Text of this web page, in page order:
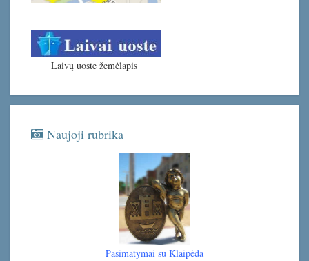
Laivų uoste žemėlapis
Naujoji rubrika
Pasimatymai su Klaipėda